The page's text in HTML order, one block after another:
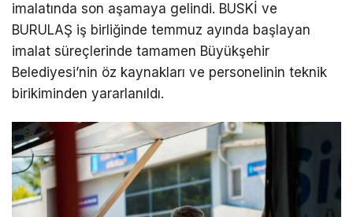
imalatında son aşamaya gelindi. BUSKİ ve
BURULAŞ iş birliğinde temmuz ayında başlayan
imalat süreçlerinde tamamen Büyükşehir
Belediyesi’nin öz kaynakları ve personelinin teknik
birikiminden yararlanıldı.